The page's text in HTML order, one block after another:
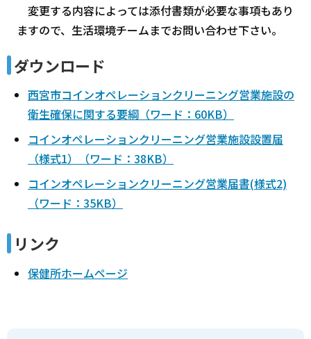
変更する内容によっては添付書類が必要な事項もあり
ますので、生活環境チームまでお問い合わせ下さい。
ダウンロード
西宮市コインオペレーションクリーニング営業施設の
衛生確保に関する要綱（ワード：60KB）
コインオペレーションクリーニング営業施設設置届
（様式1）（ワード：38KB）
コインオペレーションクリーニング営業届書(様式2)
（ワード：35KB）
リンク
保健所ホームページ